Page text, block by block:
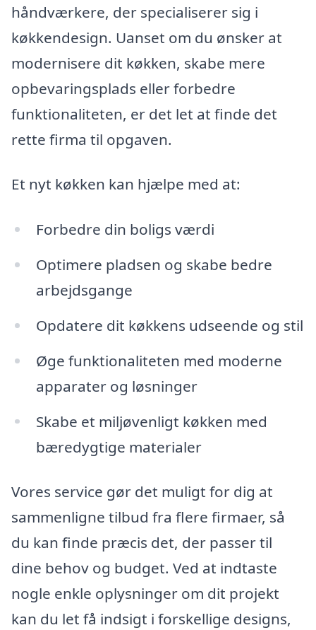
håndværkere, der specialiserer sig i
køkkendesign. Uanset om du ønsker at
modernisere dit køkken, skabe mere
opbevaringsplads eller forbedre
funktionaliteten, er det let at finde det
rette firma til opgaven.
Et nyt køkken kan hjælpe med at:
Forbedre din boligs værdi
Optimere pladsen og skabe bedre
arbejdsgange
Opdatere dit køkkens udseende og stil
Øge funktionaliteten med moderne
apparater og løsninger
Skabe et miljøvenligt køkken med
bæredygtige materialer
Vores service gør det muligt for dig at
sammenligne tilbud fra flere firmaer, så
du kan finde præcis det, der passer til
dine behov og budget. Ved at indtaste
nogle enkle oplysninger om dit projekt
kan du let få indsigt i forskellige designs,